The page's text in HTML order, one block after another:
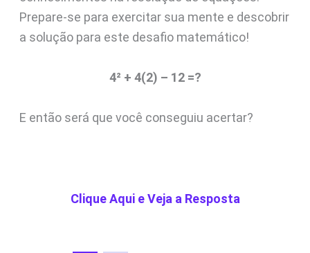
Prepare-se para exercitar sua mente e descobrir
a solução para este desafio matemático!
4² + 4(2) – 12 =?
E então será que você conseguiu acertar?
Clique Aqui e Veja a Resposta